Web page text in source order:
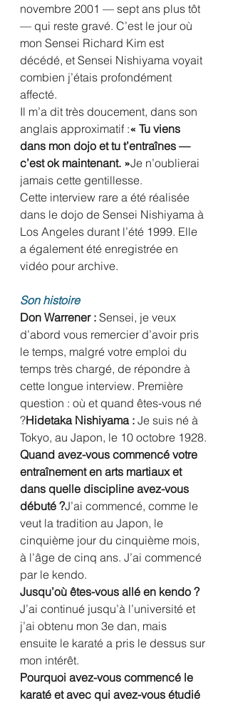
novembre 2001 — sept ans plus tôt
— qui reste gravé. C’est le jour où
mon Sensei Richard Kim est
décédé, et Sensei Nishiyama voyait
combien j’étais profondément
affecté.
Il m’a dit très doucement, dans son
anglais approximatif :« Tu viens
dans mon dojo et tu t’entraînes —
c’est ok maintenant. »Je n’oublierai
jamais cette gentillesse.
Cette interview rare a été réalisée
dans le dojo de Sensei Nishiyama à
Los Angeles durant l’été 1999. Elle
a également été enregistrée en
vidéo pour archive.
Son histoire
Don Warrener : Sensei, je veux
d’abord vous remercier d’avoir pris
le temps, malgré votre emploi du
temps très chargé, de répondre à
cette longue interview. Première
question : où et quand êtes-vous né
?Hidetaka Nishiyama : Je suis né à
Tokyo, au Japon, le 10 octobre 1928.
Quand avez-vous commencé votre
entraînement en arts martiaux et
dans quelle discipline avez-vous
débuté ?J’ai commencé, comme le
veut la tradition au Japon, le
cinquième jour du cinquième mois,
à l’âge de cinq ans. J’ai commencé
par le kendo.
Jusqu’où êtes-vous allé en kendo ?
J’ai continué jusqu’à l’université et
j’ai obtenu mon 3e dan, mais
ensuite le karaté a pris le dessus sur
mon intérêt.
Pourquoi avez-vous commencé le
karaté et avec qui avez-vous étudié